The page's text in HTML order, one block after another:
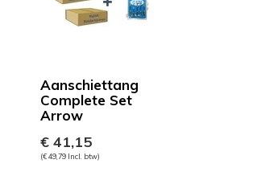
Aanschiettang
Complete Set
Arrow
€ 41,15
(€ 49,79 Incl. btw)